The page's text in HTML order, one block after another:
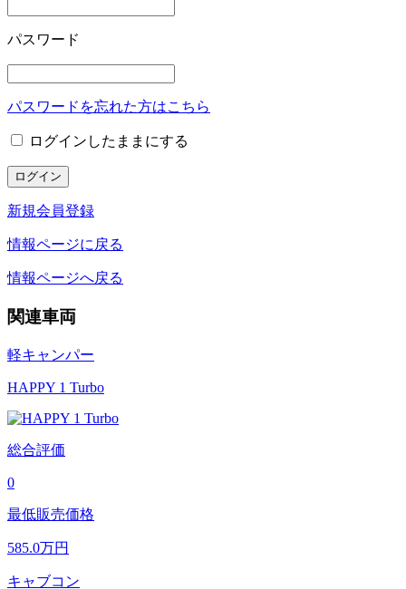
パスワード
パスワードを忘れた方はこちら
ログインしたままにする
新規会員登録
情報ページに戻る
情報ページへ戻る
関連車両
軽キャンパー
HAPPY 1 Turbo
総合評価
0
最低販売価格
585.0万円
キャブコン